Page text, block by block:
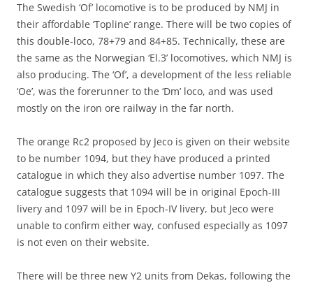
The Swedish ‘Of’ locomotive is to be produced by NMJ in
their affordable ‘Topline’ range. There will be two copies of
this double-loco, 78+79 and 84+85. Technically, these are
the same as the Norwegian ‘El.3’ locomotives, which NMJ is
also producing. The ‘Of’, a development of the less reliable
‘Oe’, was the forerunner to the ‘Dm’ loco, and was used
mostly on the iron ore railway in the far north.
The orange Rc2 proposed by Jeco is given on their website
to be number 1094, but they have produced a printed
catalogue in which they also advertise number 1097. The
catalogue suggests that 1094 will be in original Epoch-III
livery and 1097 will be in Epoch-IV livery, but Jeco were
unable to confirm either way, confused especially as 1097
is not even on their website.
There will be three new Y2 units from Dekas, following the